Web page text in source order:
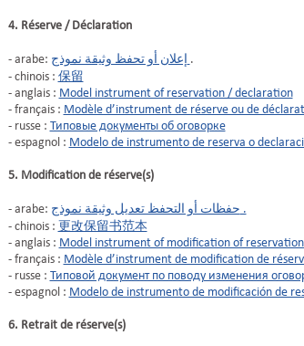
4. Réserve / Déclaration
- arabe:
.
- chinois : 保留
- anglais : Model instrument of reservation / declaration
- français : Modèle d’instrument de réserve ou de
- russe : Типовые документы об оговорке
- espagnol : Modelo de instrumento de reserva o
5. Modification de réserve(s)
- arabe:
حفظات أو التحفظ تعديل وثيقة نموذج .
- chinois : 更改保留书范本
- anglais : Model instrument of modification of
- français : Modèle d’instrument de modification de
- russe : Типовой документ по поводу изменения
- espagnol : Modelo de instrumento de modificación de
6. Retrait de réserve(s)